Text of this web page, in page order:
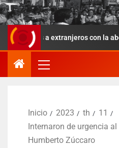
a extranjeros con la abogacía y
Inicio 2023 th
11
Internaron de urgencia
Humberto Zúccaro